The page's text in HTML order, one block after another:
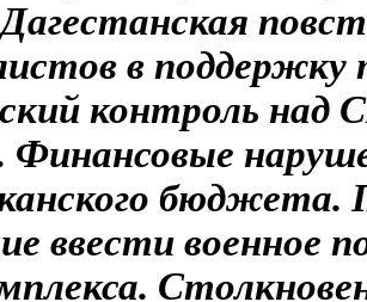
в
контроль над
Финансовые
ввести военное